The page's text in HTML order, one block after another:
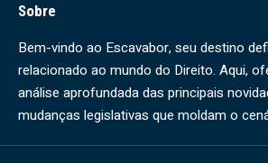
Sobre
Bem-vindo ao Escavabor, seu destino
relacionado ao mundo do Direito. Aqui,
análise aprofundada das principais
mudanças legislativas que moldam o